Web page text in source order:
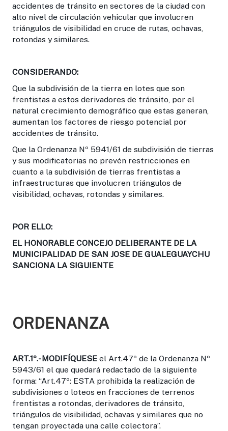
accidentes de tránsito en sectores de la ciudad con
alto nivel de circulación vehicular que involucren
triángulos de visibilidad en cruce de rutas, ochavas,
rotondas y similares.
CONSIDERANDO:
Que la subdivisión de la tierra en lotes que son
frentistas a estos derivadores de tránsito, por el
natural crecimiento demográfico que estas generan,
aumentan los factores de riesgo potencial por
accidentes de tránsito.
Que la Ordenanza Nº 5941/61 de subdivisión de tierras
y sus modificatorias no prevén restricciones en
cuanto a la subdivisión de tierras frentistas a
infraestructuras que involucren triángulos de
visibilidad, ochavas, rotondas y similares.
POR ELLO:
EL HONORABLE CONCEJO DELIBERANTE DE LA
MUNICIPALIDAD DE SAN JOSE DE GUALEGUAYCHU
SANCIONA LA SIGUIENTE
ORDENANZA
ART.1º.-MODIFÍQUESE el Art.47º de la Ordenanza Nº
5943/61 el que quedará redactado de la siguiente
forma: “Art.47º: ESTA prohibida la realización de
subdivisiones o loteos en fracciones de terrenos
frentistas a rotondas, derivadores de tránsito,
triángulos de visibilidad, ochavas y similares que no
tengan proyectada una calle colectora”.